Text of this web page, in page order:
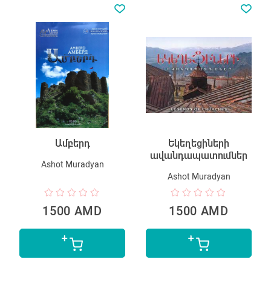
Ամբերդ
Ashot Muradyan
1500 AMD
Եկեղեցիների
ավանդապատումներ
Ashot Muradyan
1500 AMD